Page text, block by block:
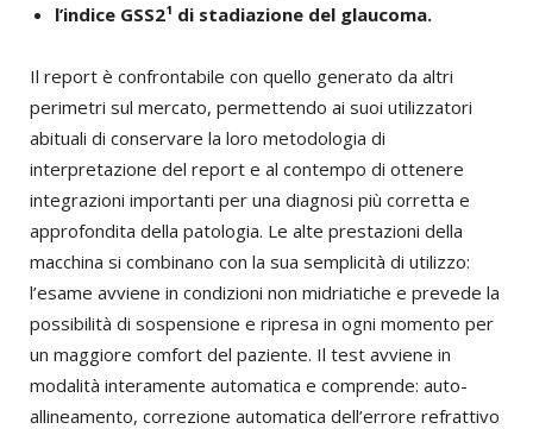
l’indice GSS2¹ di stadiazione del glaucoma.
Il report è confrontabile con quello generato da altri
perimetri sul mercato, permettendo ai suoi utilizzatori
abituali di conservare la loro metodologia di
interpretazione del report e al contempo di ottenere
integrazioni importanti per una diagnosi più corretta e
approfondita della patologia. Le alte prestazioni della
macchina si combinano con la sua semplicità di utilizzo:
l’esame avviene in condizioni non midriatiche e prevede la
possibilità di sospensione e ripresa in ogni momento per
un maggiore comfort del paziente. Il test avviene in
modalità interamente automatica e comprende: auto-
allineamento, correzione automatica dell’errore refrattivo